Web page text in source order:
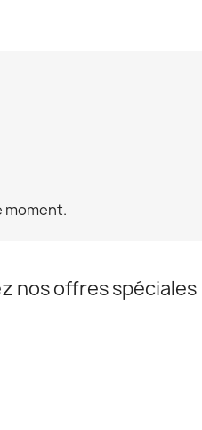
moment.
nos offres spéciales